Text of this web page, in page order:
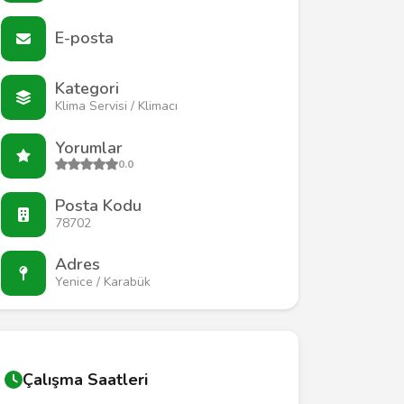
E-posta
Kategori
Klima Servisi / Klimacı
Yorumlar
0.0
Posta Kodu
78702
Adres
Yenice / Karabük
Çalışma Saatleri